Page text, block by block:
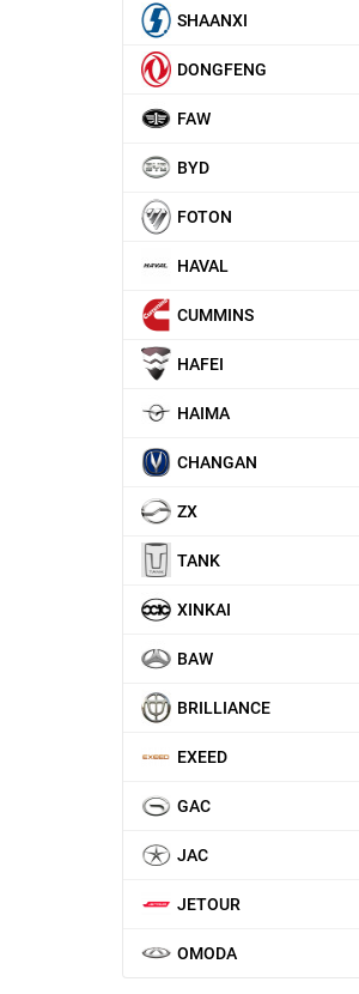
SHAANXI
DONGFENG
FAW
BYD
FOTON
HAVAL
CUMMINS
HAFEI
HAIMA
CHANGAN
ZX
TANK
XINKAI
BAW
BRILLIANCE
EXEED
GAC
JAC
JETOUR
OMODA